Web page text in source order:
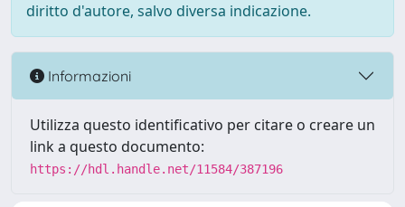
diritto d'autore, salvo diversa indicazione.
Informazioni
Utilizza questo identificativo per citare o creare un
link a questo documento:
https://hdl.handle.net/11584/387196